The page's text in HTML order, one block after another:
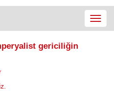
Toggle
gericiliğin